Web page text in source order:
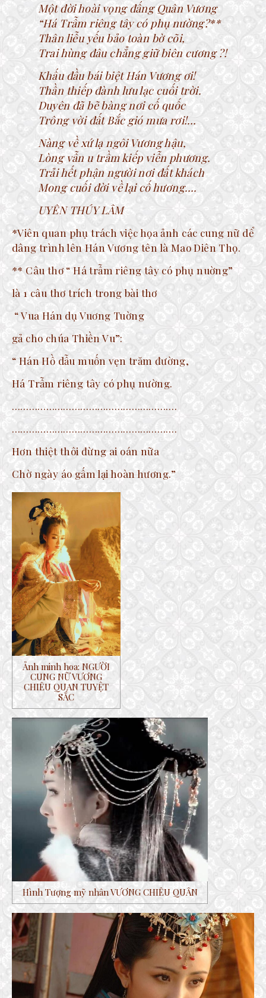
Một đời hoài vọng đấng Quân Vương
“Há Trẫm riêng tây có phụ nường?**
Thân liễu yếu bảo toàn bờ cõi,
Trai hùng đâu chẳng giữ biên cương ?!
Khấu đầu bái biệt Hán Vương ơi!
Thần thiếp đành lưu lạc cuối trời.
Duyên đã bẽ bàng nơi cố quốc
Trông vời đất Bắc gió mưa rơi!…
Nàng về xứ lạ ngôi Vương hậu,
Lòng vẫn u trầm kiếp viễn phương.
Trải hết phận người nơi đất khách
Mong cuối đời về lại cố hương….
UYÊN THÚY LÂM
*Viên quan phụ trách việc họa ảnh các cung nữ dể
dâng trình lên Hán Vương tên là Mao Diên Thọ.
** Câu thơ “ Há trẫm riêng tây có phụ nuờng”
là 1 câu thơ trích trong bài thơ
“ Vua Hán dụ Vuơng Tuờng
gả cho chúa Thiền Vu”:
“ Hán Hồ dẫu muốn vẹn trăm đường,
Há Trẫm riêng tây có phụ nường.
………………………………………………….
………………………………………………….
Hơn thiệt thôi đừng ai oán nữa
Chờ ngày áo gấm lại hoàn hương.”
Ảnh minh hoa: NGƯỜI
CUNG NỮ VƯƠNG
CHIÊU QUAN TUYỆT
SẮC
Hình Tượng mỹ nhân VƯƠNG CHIÊU QUÂN